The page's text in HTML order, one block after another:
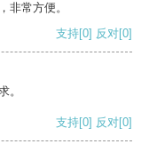
非常方便。
支持[0] 反对[0]
。
支持[0] 反对[0]